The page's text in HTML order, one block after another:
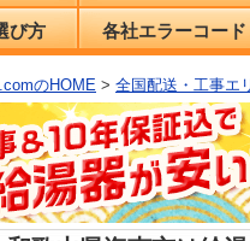
び方 各社エラーコード
のHOME > 全国配送・工事エ